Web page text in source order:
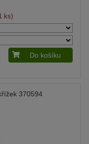
ks)
Do košíku
370594